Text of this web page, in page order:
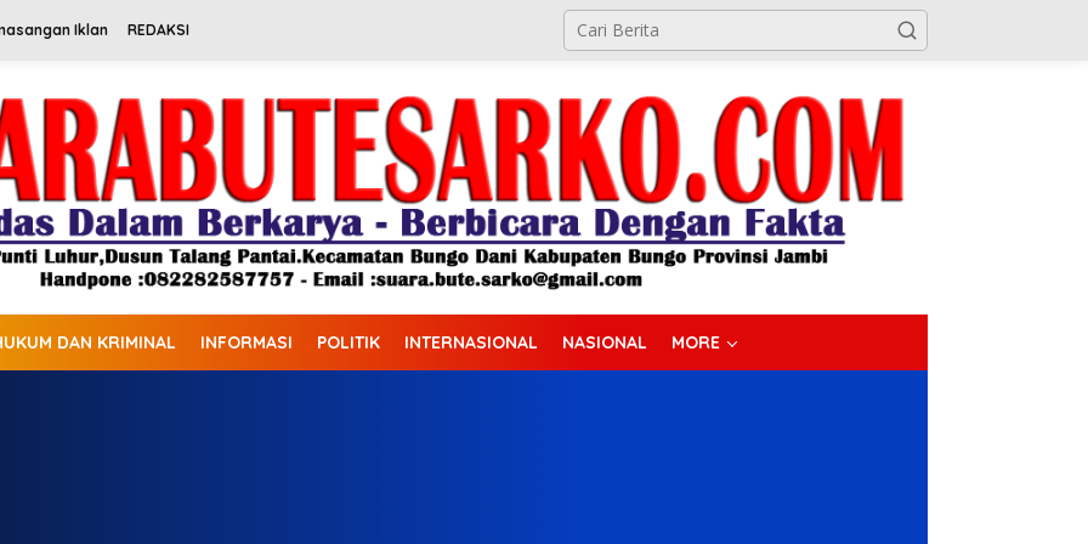
Iklan REDAKSI
DAN KRIMINAL INFORMASI POLITIK INTERNASIONAL NASIONAL MORE